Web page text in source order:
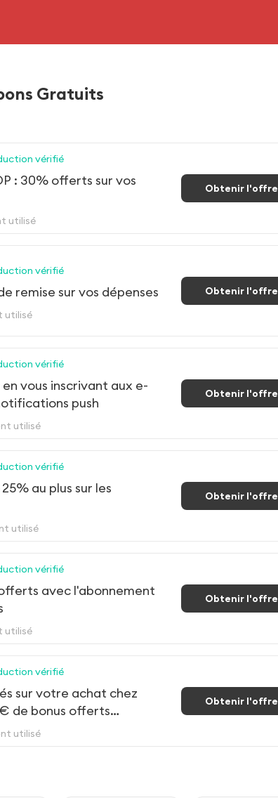
Gratuits
vérifié
: 30% offerts sur vos
utilisé
Obtenir l'offre
vérifié
remise sur vos dépenses
utilisé
Obtenir l'offre
vérifié
vous inscrivant aux e-
push
utilisé
Obtenir l'offre
vérifié
au plus sur les
utilisé
Obtenir l'offre
vérifié
avec l'abonnement
utilisé
Obtenir l'offre
vérifié
sur votre achat chez
de bonus offerts
à l'inscription
utilisé
Obtenir l'offre